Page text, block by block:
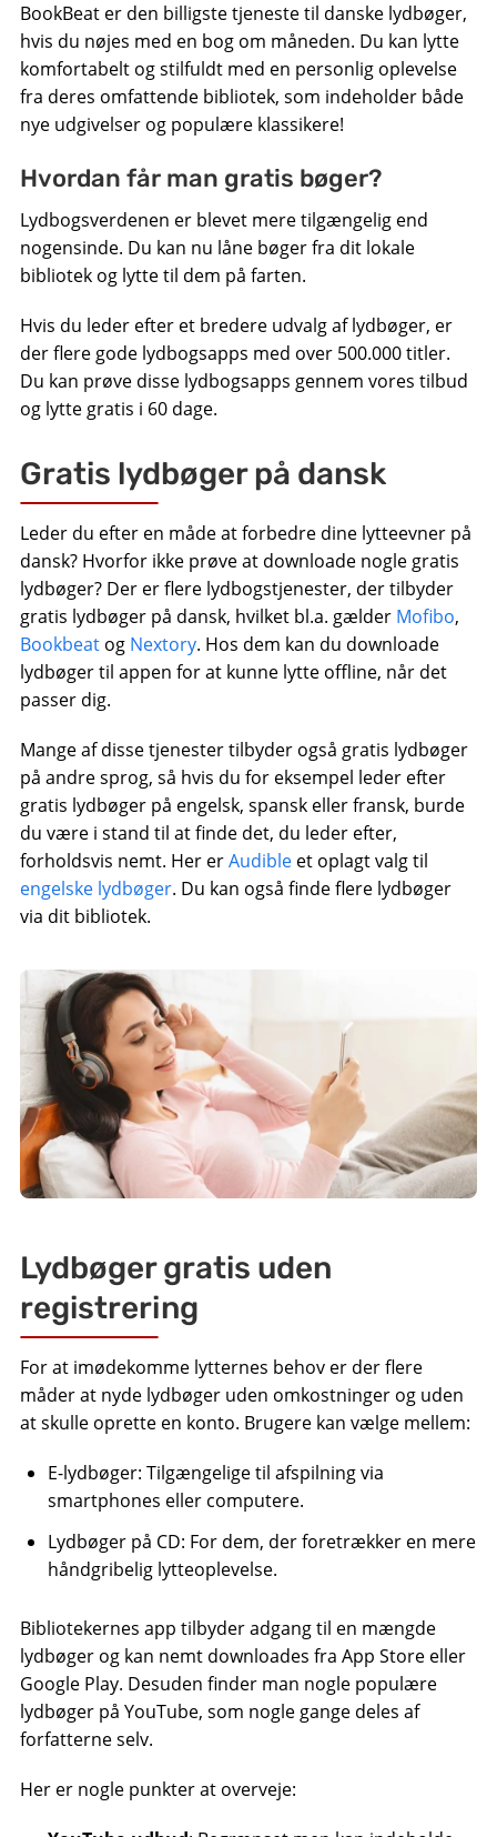
BookBeat er den billigste tjeneste til danske lydbøger,
hvis du nøjes med en bog om måneden. Du kan lytte
komfortabelt og stilfuldt med en personlig oplevelse
fra deres omfattende bibliotek, som indeholder både
nye udgivelser og populære klassikere!
Hvordan får man gratis bøger?
Lydbogsverdenen er blevet mere tilgængelig end
nogensinde. Du kan nu låne bøger fra dit lokale
bibliotek og lytte til dem på farten.
Hvis du leder efter et bredere udvalg af lydbøger, er
der flere gode lydbogsapps med over 500.000 titler.
Du kan prøve disse lydbogsapps gennem vores tilbud
og lytte gratis i 60 dage.
Gratis lydbøger på dansk
Leder du efter en måde at forbedre dine lytteevner på
dansk? Hvorfor ikke prøve at downloade nogle gratis
lydbøger? Der er flere lydbogstjenester, der tilbyder
gratis lydbøger på dansk, hvilket bl.a. gælder Mofibo,
Bookbeat og Nextory. Hos dem kan du downloade
lydbøger til appen for at kunne lytte offline, når det
passer dig.
Mange af disse tjenester tilbyder også gratis lydbøger
på andre sprog, så hvis du for eksempel leder efter
gratis lydbøger på engelsk, spansk eller fransk, burde
du være i stand til at finde det, du leder efter,
forholdsvis nemt. Her erAudibleet oplagt valg til
engelske lydbøger. Du kan også finde flere lydbøger
via dit bibliotek.
Lydbøger gratis uden
registrering
For at imødekomme lytternes behov er der flere
måder at nyde lydbøger uden omkostninger og uden
at skulle oprette en konto. Brugere kan vælge mellem:
E-lydbøger: Tilgængelige til afspilning via
smartphones eller computere.
Lydbøger på CD: For dem, der foretrækker en mere
håndgribelig lytteoplevelse.
Bibliotekernes app tilbyder adgang til en mængde
lydbøger og kan nemt downloades fra App Store eller
Google Play. Desuden finder man nogle populære
lydbøger på YouTube, som nogle gange deles af
forfatterne selv.
Her er nogle punkter at overveje: